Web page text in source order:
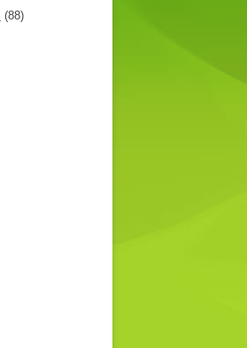
(88)